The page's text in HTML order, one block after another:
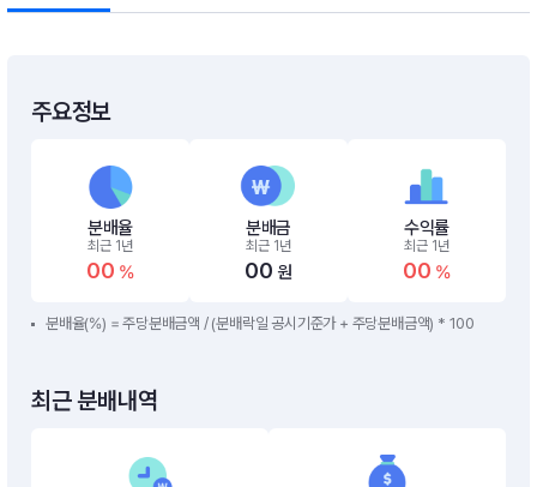
주요정보
분배율
최근 1년
00 %
분배금
최근 1년
00 원
수익률
최근 1년
00 %
분배율(%) = 주당분배금액 / (분배락일 공시기준가 + 주당분배금액) * 100
최근 분배내역